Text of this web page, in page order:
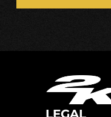
LEGAL